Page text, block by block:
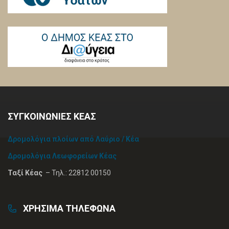
ΣΥΓΚΟΙΝΩΝΙΕΣ ΚΕΑΣ
Δρομολόγια πλοίων από Λαύριο / Κέα
Δρομολόγια Λεωφορείων Κέας
Ταξί Κέας – Τηλ.: 22812 00150
ΧΡΗΣΙΜΑ ΤΗΛΕΦΩΝΑ